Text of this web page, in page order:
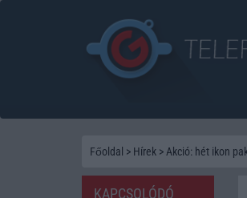
Főoldal > Hírek > Akció: hét ikon
KAPCSOLÓDÓ